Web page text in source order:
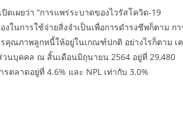
เผยว่า “การแพร่ระบาดของไวรัสโควิด-19
ในการใช้จ่ายสิ่งจำเป็นเพื่อการดำรงชีพก็ตาม กา
คุณภาพลูกหนี้ให้อยู่ในเกณฑ์ปกติ อย่างไรก็ตาม เ
นบุคคล ณ สิ้นเดือนมิถุนายน 2564 อยู่ที่ 29,480
ลาดอยู่ที่ 4.6% และ NPL เท่ากับ 3.0%